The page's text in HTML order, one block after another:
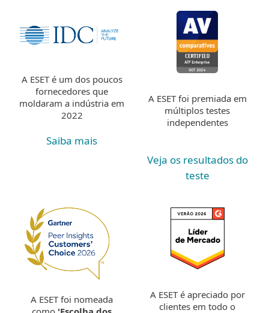
A ESET é um dos poucos
fornecedores que
moldaram a indústria em
2022
Saiba mais
A ESET foi premiada em
múltiplos testes
independentes
Veja os resultados do
teste
A ESET foi nomeada
A ESET é apreciado por
clientes em todo o